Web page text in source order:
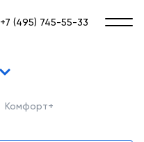
+7 (495) 745-55-33
Комфорт+